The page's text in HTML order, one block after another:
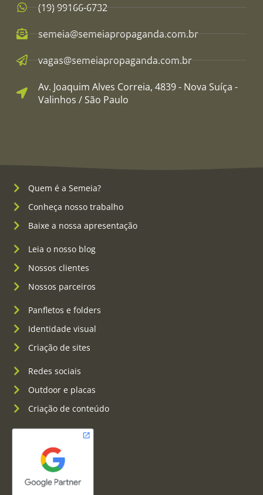
(19) 99166-6732
semeia@semeiapropaganda.com.br​
vagas@semeiapropaganda.com.br​
Av. Joaquim Alves Correia, 4839 - Nova Suíça -
Valinhos / São Paulo
Quem é a Semeia?
Conheça nosso trabalho
Baixe a nossa apresentação
Leia o nosso blog
Nossos clientes
Nossos parceiros
Panfletos e folders
Identidade visual
Criação de sites
Redes sociais
Outdoor e placas
Criação de conteúdo